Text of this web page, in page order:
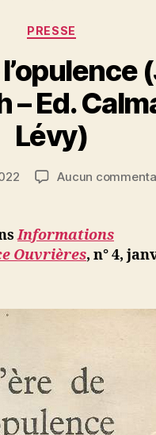
Catégories
PRESSE
l’opulence
– Ed.
Lévy)
a
r
S
N
ji
Aucun
Informations
Ouvrières, n° 4,